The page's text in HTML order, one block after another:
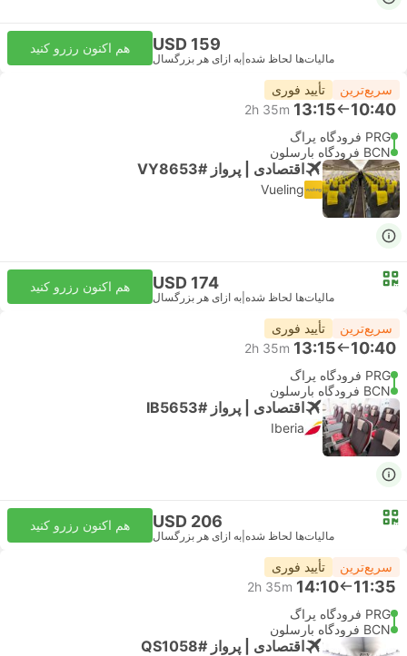
USD 159
مالیات‌ها لحاظ شده به ازای هر بزرگسال
هم اکنون رزرو کنید
سریع‌ترین تأیید فوری
10:40
13:15
2h 35m
PRG فرودگاه پراگ
BCN فرودگاه بارسلون
اقتصادی | پرواز #VY8653
Vueling
USD 174
مالیات‌ها لحاظ شده به ازای هر بزرگسال
هم اکنون رزرو کنید
سریع‌ترین تأیید فوری
10:40
13:15
2h 35m
PRG فرودگاه پراگ
BCN فرودگاه بارسلون
اقتصادی | پرواز #IB5653
Iberia
USD 206
مالیات‌ها لحاظ شده به ازای هر بزرگسال
هم اکنون رزرو کنید
سریع‌ترین تأیید فوری
11:35
14:10
2h 35m
PRG فرودگاه پراگ
BCN فرودگاه بارسلون
اقتصادی | پرواز #QS1058